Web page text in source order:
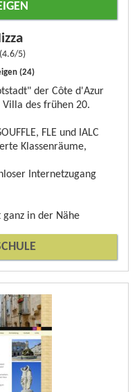
4.6/5
(24)
der Côte d'Azur
Villa des frühen 20.
FLE und IALC
Klassenräume,
Internetzugang
ganz in der Nähe